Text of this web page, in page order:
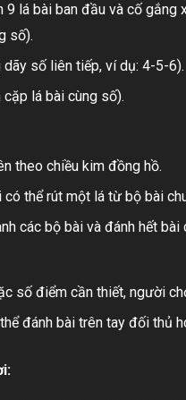
9 lá bài ban đầu và cố gắng
số).
dãy số liên tiếp, ví dụ: 4-5-6).
lá bài cùng số).
theo chiều kim đồng hồ.
thể rút một lá từ bộ bài
các bộ bài và đánh hết
số điểm cần thiết, người
đánh bài trên tay đối thủ